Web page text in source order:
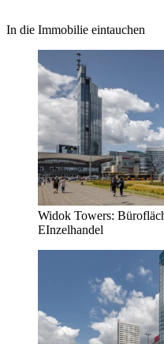
In die Immobilie eintauchen
Widok Towers:
EInzelhandel